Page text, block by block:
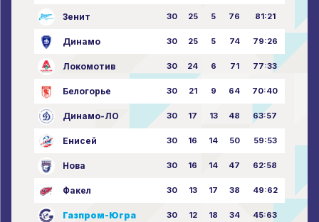
Зенит 30 25 5 76 81:21
Динамо 30 25 5 74 79:26
Локомотив 30 24 6 71 77:33
Белогорье 30 21 9 64 70:40
Динамо-ЛО 30 17 13 48 63:57
Енисей 30 16 14 50 59:53
Нова 30 16 14 47 62:58
Факел 30 13 17 38 49:62
Газпром-Югра 30 12 18 34 45:63